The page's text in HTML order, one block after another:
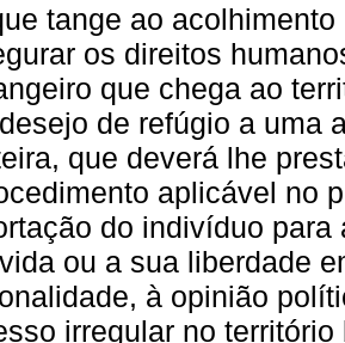
tange ao
os direitos
que chega ao
de refúgio a uma
que deverá lhe
aplicável no
do indivíduo
ou a sua liberdade
à opinião
irregular no